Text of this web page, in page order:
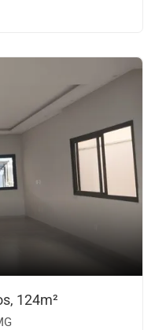
124m²